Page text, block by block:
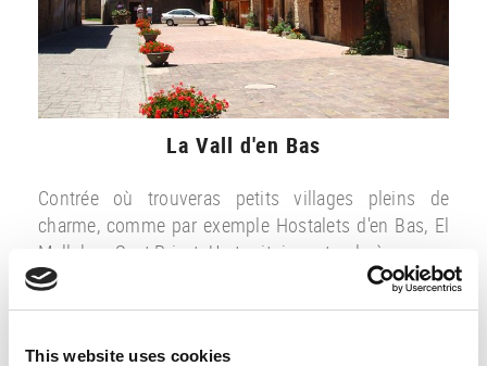
This website uses cookies
La Vall d'en Bas
Contrée où trouveras petits villages pleins de
charme, comme par exemple Hostalets d'en Bas, El
Mallol ou Sant Privat. Un territoire naturel où pourras
jouir d'excursions, visiter des points d'intérêt
culturel même te baigner aux gouffres du Plan de